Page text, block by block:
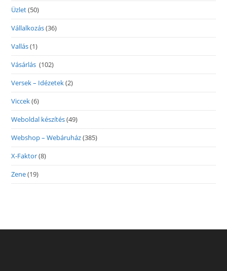
Üzlet(50)
Vállalkozás(36)
Vallás(1)
Vásárlás (102)
Versek – Idézetek(2)
Viccek(6)
Weboldal készítés(49)
Webshop – Webáruház(385)
X-Faktor(8)
Zene(19)